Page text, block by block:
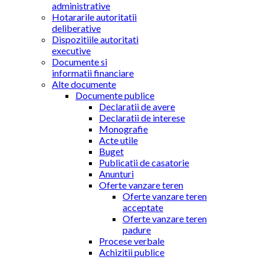
administrative
Hotararile autoritatii
deliberative
Dispozitiile autoritati
executive
Documente si
informatii financiare
Alte documente
Documente publice
Declaratii de avere
Declaratii de interese
Monografie
Acte utile
Buget
Publicatii de casatorie
Anunturi
Oferte vanzare teren
Oferte vanzare teren
acceptate
Oferte vanzare teren
padure
Procese verbale
Achizitii publice